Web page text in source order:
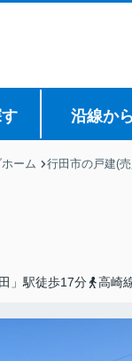
沿線か
ーム 行田市の戸建(
」駅徒歩17分 高崎